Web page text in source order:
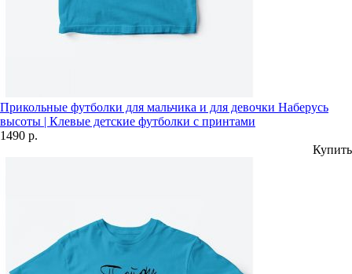
Прикольные футболки для мальчика и для девочки Наберусь
высоты | Клевые детские футболки с принтами
1490 р.
Купить